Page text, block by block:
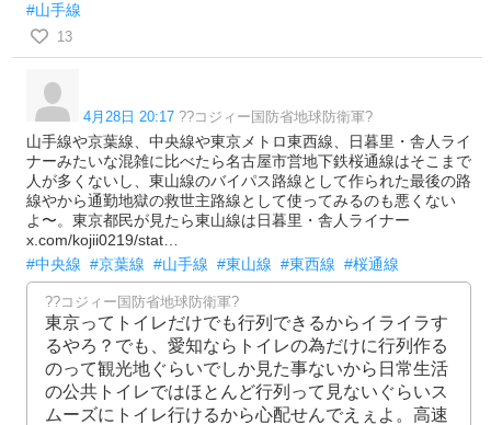
#山手線
13
4月28日 20:17 ??コジィー国防省地球防衛軍?
山手線や京葉線、中央線や東京メトロ東西線、日暮里・舎人ライ
ナーみたいな混雑に比べたら名古屋市営地下鉄桜通線はそこまで
人が多くないし、東山線のバイパス路線として作られた最後の路
線やから通勤地獄の救世主路線として使ってみるのも悪くない
よ〜。東京都民が見たら東山線は日暮里・舎人ライナー
x.com/kojii0219/stat…
#中央線 #京葉線 #山手線 #東山線 #東西線 #桜通線
??コジィー国防省地球防衛軍?
東京ってトイレだけでも行列できるからイライラす
るやろ？でも、愛知ならトイレの為だけに行列作る
のって観光地ぐらいでしか見た事ないから日常生活
の公共トイレではほとんど行列って見ないぐらいス
ムーズにトイレ行けるから心配せんでえぇよ。高速